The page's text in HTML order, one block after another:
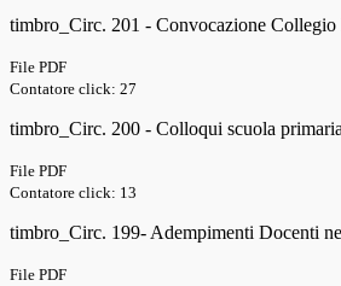
timbro_Circ. 201 - Convocazione
File PDF
Contatore click: 27
timbro_Circ. 200 - Colloqui scuola
File PDF
Contatore click: 13
timbro_Circ. 199- Adempimenti Docenti
File PDF